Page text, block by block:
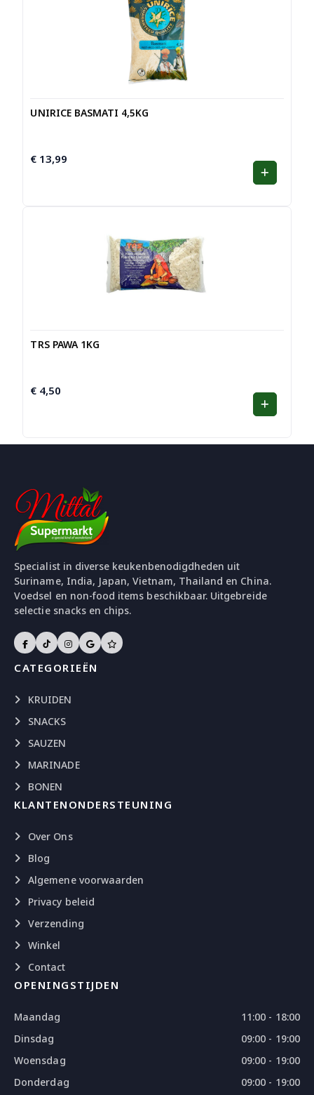
UNIRICE BASMATI 4,5KG
€ 13,99
TRS PAWA 1KG
€ 4,50
Specialist in diverse keukenbenodigdheden uit
Suriname, India, Japan, Vietnam, Thailand en China.
Voedsel en non-food items beschikbaar. Uitgebreide
selectie snacks en chips.
CATEGORIEËN
KRUIDEN
SNACKS
SAUZEN
MARINADE
BONEN
KLANTENONDERSTEUNING
Over Ons
Blog
Algemene voorwaarden
Privacy beleid
Verzending
Winkel
Contact
OPENINGSTIJDEN
Maandag
11:00 - 18:00
Dinsdag
09:00 - 19:00
Woensdag
09:00 - 19:00
Donderdag
09:00 - 19:00